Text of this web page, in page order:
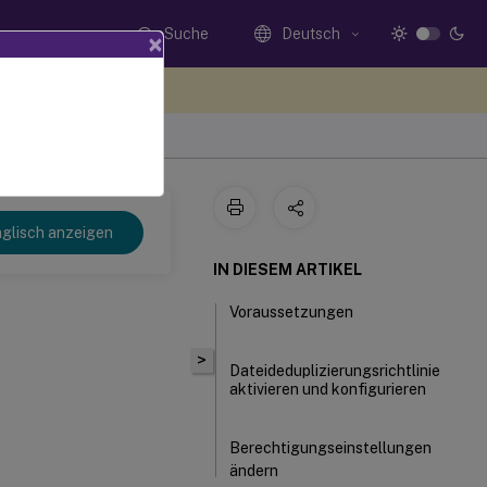
Suche Deutsch
anzeigen
>
IN DIESEM ARTIKEL
Voraussetzungen
Dateideduplizierungsrichtlinie
aktivieren und konfigurieren
Berechtigungseinstellungen
ändern
×